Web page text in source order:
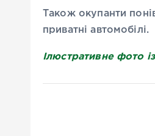
Також окупанти
приватні автомобілі.
Ілюстративне фото